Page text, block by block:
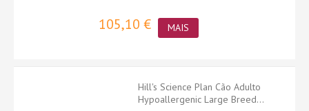
105,10 € MAIS
Hill's Science Plan Cão Adulto
Hypoallergenic Large Breed...